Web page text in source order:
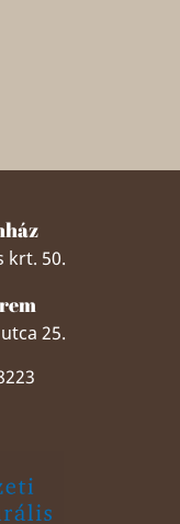
krt. 50.
25.